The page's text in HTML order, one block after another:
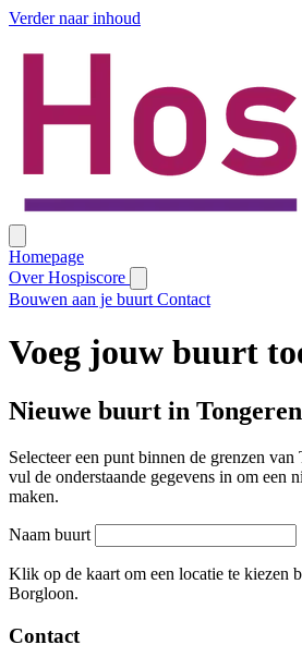
Verder naar inhoud
Homepage
Over Hospiscore
Bouwen aan je buurt Contact
Voeg jouw buurt
Nieuwe buurt in
Selecteer een punt binnen de grenzen
vul de onderstaande gegevens in om een
maken.
Naam buurt
+
−
Klik op de kaart om een locatie te kiezen
Borgloon.
Contact